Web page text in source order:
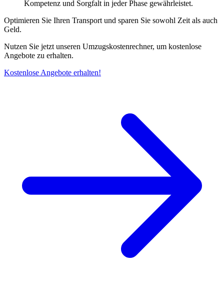
Kompetenz und Sorgfalt in jeder Phase gewährleistet.
Optimieren Sie Ihren Transport und sparen Sie sowohl Zeit als auch
Geld.
Nutzen Sie jetzt unseren Umzugskostenrechner, um kostenlose
Angebote zu erhalten.
Kostenlose Angebote erhalten!